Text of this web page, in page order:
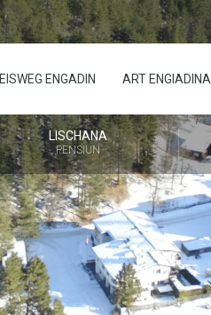
EISWEG ENGADIN ART ENGIADINA
LISCHANA
PENSIUN